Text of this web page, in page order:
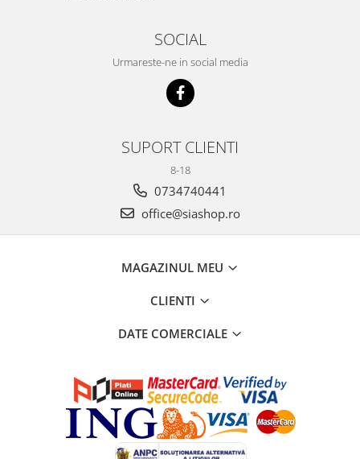
SOCIAL
Urmareste-ne in social media
SUPORT CLIENTI
8-18
0734740441
office@siashop.ro
MAGAZINUL MEU
CLIENTI
DATE COMERCIALE